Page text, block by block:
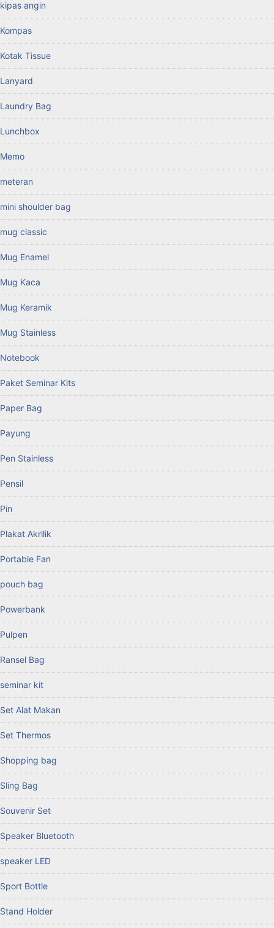
kipas angin
Kompas
Kotak Tissue
Lanyard
Laundry Bag
Lunchbox
Memo
meteran
mini shoulder bag
mug classic
Mug Enamel
Mug Kaca
Mug Keramik
Mug Stainless
Notebook
Paket Seminar Kits
Paper Bag
Payung
Pen Stainless
Pensil
Pin
Plakat Akrilik
Portable Fan
pouch bag
Powerbank
Pulpen
Ransel Bag
seminar kit
Set Alat Makan
Set Thermos
Shopping bag
Sling Bag
Souvenir Set
Speaker Bluetooth
speaker LED
Sport Bottle
Stand Holder